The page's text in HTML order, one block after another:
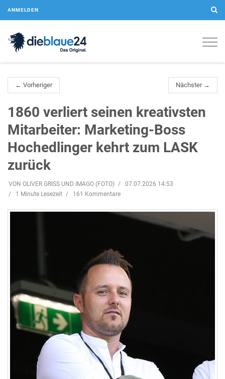
ANMELDEN
← Vorheriger Nächster →
1860 verliert seinen kreativsten
Mitarbeiter: Marketing-Boss
Hochedlinger kehrt zum LASK
zurück
VON OLIVER GRISS UND IMAGO (FOTO)
07.07.2026 14:53
1 Minute Lesezeit
161 Kommentare